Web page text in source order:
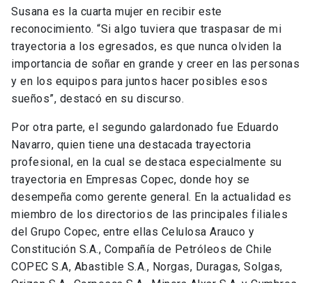
Susana es la cuarta mujer en recibir este
reconocimiento. “Si algo tuviera que traspasar de mi
trayectoria a los egresados, es que nunca olviden la
importancia de soñar en grande y creer en las personas
y en los equipos para juntos hacer posibles esos
sueños”, destacó en su discurso.
Por otra parte, el segundo galardonado fue Eduardo
Navarro, quien tiene una destacada trayectoria
profesional, en la cual se destaca especialmente su
trayectoria en Empresas Copec, donde hoy se
desempeña como gerente general. En la actualidad es
miembro de los directorios de las principales filiales
del Grupo Copec, entre ellas Celulosa Arauco y
Constitución S.A., Compañía de Petróleos de Chile
COPEC S.A, Abastible S.A., Norgas, Duragas, Solgas,